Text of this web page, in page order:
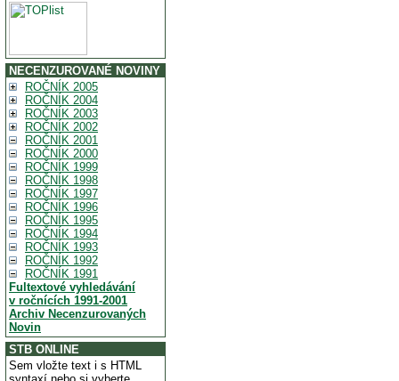
NECENZUROVANÉ NOVINY
ROČNÍK 2005
ROČNÍK 2004
ROČNÍK 2003
ROČNÍK 2002
ROČNÍK 2001
ROČNÍK 2000
ROČNÍK 1999
ROČNÍK 1998
ROČNÍK 1997
ROČNÍK 1996
ROČNÍK 1995
ROČNÍK 1994
ROČNÍK 1993
ROČNÍK 1992
ROČNÍK 1991
Fultextové vyhledávání
v ročnících 1991-2001
Archiv Necenzurovaných
Novin
STB ONLINE
Sem vložte text i s HTML